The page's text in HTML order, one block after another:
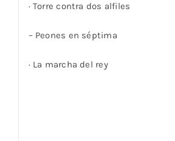
· Torre contra dos alfiles
– Peones en séptima
· La marcha del rey